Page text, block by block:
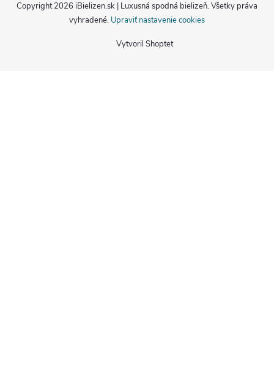
Vytvoril Shoptet
Copyright 2026 iBielizen.sk | Luxusná spodná bielizeň. Všetky práva
vyhradené. Upraviť nastavenie cookies